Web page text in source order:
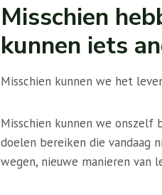
Misschien
kunnen iets
Misschien kunnen we het
Misschien kunnen we
doelen bereiken die vandaag
wegen, nieuwe manieren van